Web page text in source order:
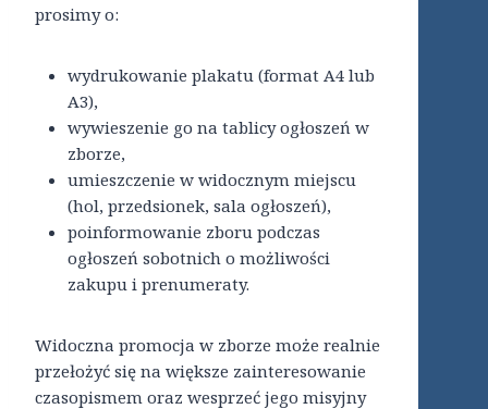
prosimy o:
wydrukowanie plakatu (format A4 lub
A3),
wywieszenie go na tablicy ogłoszeń w
zborze,
umieszczenie w widocznym miejscu
(hol, przedsionek, sala ogłoszeń),
poinformowanie zboru podczas
ogłoszeń sobotnich o możliwości
zakupu i prenumeraty.
Widoczna promocja w zborze może realnie
przełożyć się na większe zainteresowanie
czasopismem oraz wesprzeć jego misyjny